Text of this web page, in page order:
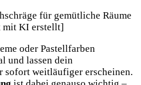
oder Pastellfarben
und lassen dein
sofort weitläufiger erscheinen.